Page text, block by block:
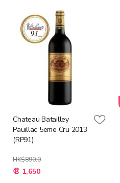
Chateau Batailley
Pauillac 5eme Cru 2013
(RP91)
HK$890.0
特
殊 1,650